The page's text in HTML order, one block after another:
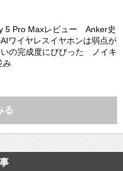
5 Pro Maxレビュー Anker史
ワイヤレスイヤホンは弱点が
いの完成度にびびった ノイキ
み
る